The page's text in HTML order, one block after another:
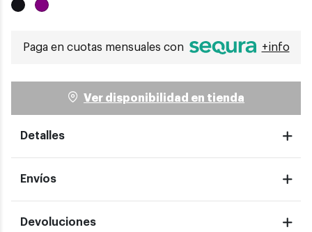
Paga en cuotas mensuales con +info
Ver disponibilidad en tienda
Detalles
Envíos
Devoluciones